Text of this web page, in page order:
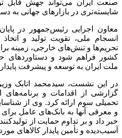
صنعت ایران می‌تواند جهش قابل
شایسته‌تری در بازارهای جهانی به
معاون اجرایی رئیس‌جمهور در
انسجام ملی، تقویت تولید و
تحریم‌ها و تنش‌های خارجی، زمینه
کشور فراهم شود و دستاوردهای
ملت ایران به توسعه و پیشرفت
در این نشست، سیدمحمد اتابک
گزارشی از اقدامات و برنامه‌های
تحمیلی سوم ارائه کرد. وی از
و معرفی آنها به بانک‌های عامل
خبر داد و بر تداوم حمایت از
آسیب‌دیده و تأمین پایدار کالاهای